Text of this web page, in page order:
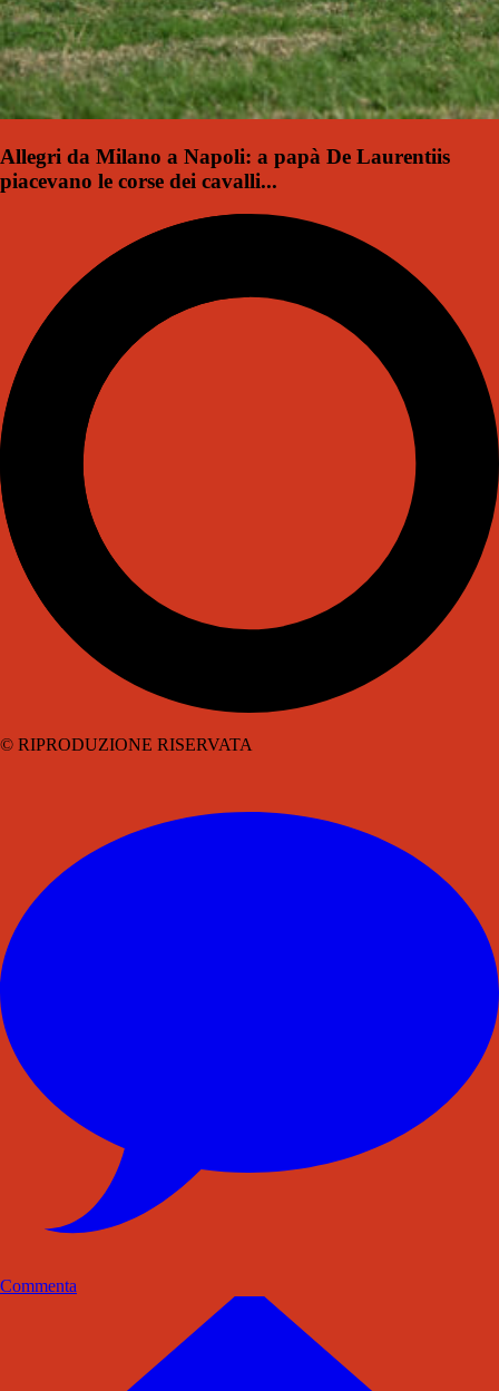
Allegri da Milano a Napoli: a papà De Laurentiis
piacevano le corse dei cavalli...
© RIPRODUZIONE RISERVATA
Commenta